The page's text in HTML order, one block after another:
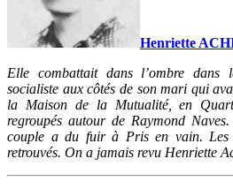
Henriette
Elle combattait dans l’ombre dans
socialiste aux côtés de son mari qui
la Maison de la Mutualité, en
regroupés autour de Raymond
couple a du fuir à Pris en vain. Les
retrouvés. On a jamais revu Henriette